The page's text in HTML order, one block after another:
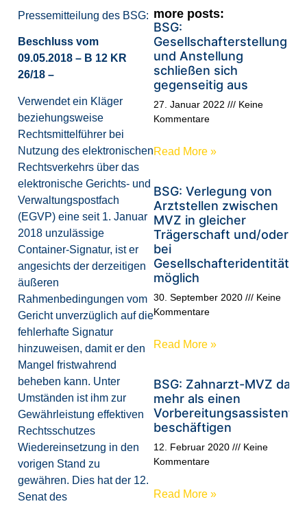
Pressemitteilung des BSG:
Beschluss vom
09.05.2018 – B 12 KR
26/18 –
Verwendet ein Kläger
beziehungsweise
Rechtsmittelführer bei
Nutzung des elektronischen
Rechtsverkehrs über das
elektronische Gerichts- und
Verwaltungspostfach
(EGVP) eine seit 1. Januar
2018 unzulässige
Container-Signatur, ist er
angesichts der derzeitigen
äußeren
Rahmenbedingungen vom
Gericht unverzüglich auf die
fehlerhafte Signatur
hinzuweisen, damit er den
Mangel fristwahrend
beheben kann. Unter
Umständen ist ihm zur
Gewährleistung effektiven
Rechtsschutzes
Wiedereinsetzung in den
vorigen Stand zu
gewähren. Dies hat der 12.
Senat des
more posts:
BSG:
Gesellschafterstellung
und Anstellung
schließen sich
gegenseitig aus
27. Januar 2022
Keine
Kommentare
Read More »
BSG: Verlegung von
Arztstellen zwischen
MVZ in gleicher
Trägerschaft und/oder
bei
Gesellschafteridentität
möglich
30. September 2020
Keine
Kommentare
Read More »
BSG: Zahnarzt-MVZ darf
mehr als einen
beschäftigen
12. Februar 2020
Keine
Kommentare
Read More »